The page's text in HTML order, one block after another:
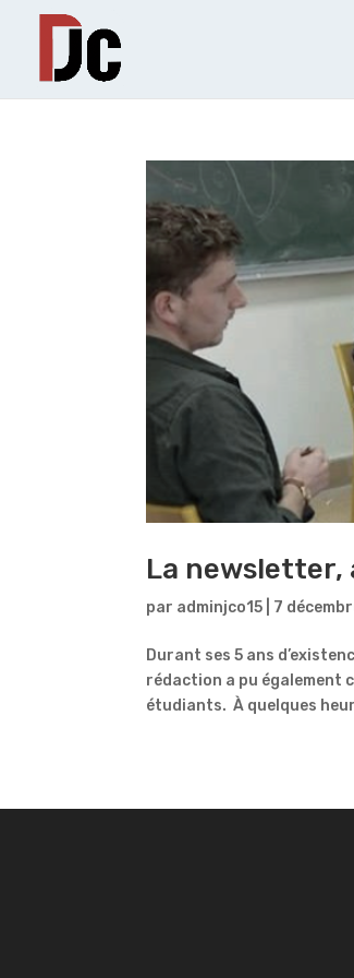
La newsletter,
par adminjco15 7
Durant ses 5 ans
rédaction a pu également
étudiants. À quelques